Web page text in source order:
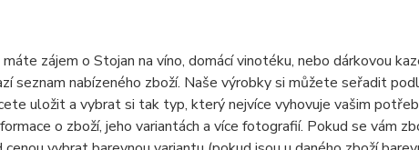
zájem o Stojan na víno, domácí vinotéku, nebo dárkovou
seznam nabízeného zboží. Naše výrobky si můžete seřadit
uložit a vybrat si tak typ, který nejvíce vyhovuje vašim
o zboží, jeho variantách a více fotografií. Pokud se vám